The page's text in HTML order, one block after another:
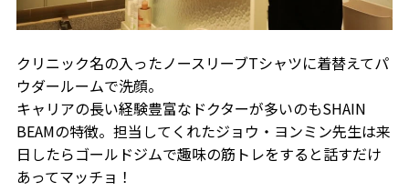
クリニック名の入ったノースリーブTシャツに着替えてパ
ウダールームで洗顔。
キャリアの長い経験豊富なドクターが多いのもSHAIN
BEAMの特徴。担当してくれたジョウ・ヨンミン先生は来
日したらゴールドジムで趣味の筋トレをすると話すだけ
あってマッチョ！